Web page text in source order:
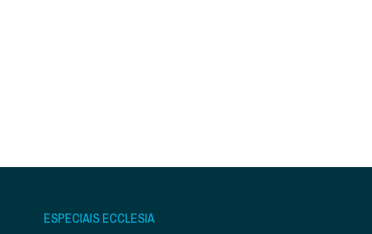
ESPECIAIS ECCLESIA